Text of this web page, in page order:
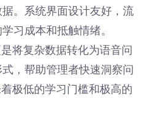
。系统界面设计友好，流
习成本和抵触情绪。
将复杂数据转化为语音问
，帮助管理者快速洞察问
极低的学习门槛和极高的